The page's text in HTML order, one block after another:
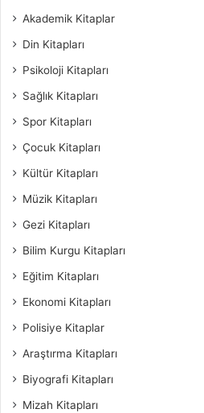
Akademik Kitaplar
Din Kitapları
Psikoloji Kitapları
Sağlık Kitapları
Spor Kitapları
Çocuk Kitapları
Kültür Kitapları
Müzik Kitapları
Gezi Kitapları
Bilim Kurgu Kitapları
Eğitim Kitapları
Ekonomi Kitapları
Polisiye Kitaplar
Araştırma Kitapları
Biyografi Kitapları
Mizah Kitapları